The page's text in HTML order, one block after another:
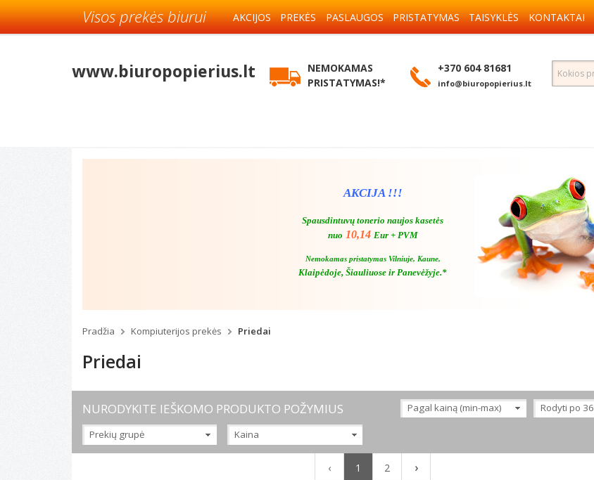
Visos prekės biurui AKCIJOS PREKĖS PASLAUGOS PRISTATYMAS TAISYKLĖS KONTAKTAI
www.biuropopierius.lt
NEMOKAMAS
PRISTATYMAS!*
+370 604 81681
info@biuropopierius.lt
AKCIJA !!!
Spausdintuvų tonerio naujos kasetės
nuo 10,14 Eur + PVM
Nemokamas pristatymas Vilniuje, Kaune,
Klaipėdoje, Šiauliuose ir Panevėžyje.*
Pradžia Kompiuterijos prekės Priedai
Priedai
NURODYKITE IEŠKOMO PRODUKTO POŽYMIUS Pagal kainą (min-max) Rodyti po 36
Prekių grupė Kaina
‹ 1 2 ›